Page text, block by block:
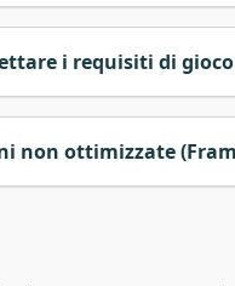
i requisiti di gioco
non ottimizzate